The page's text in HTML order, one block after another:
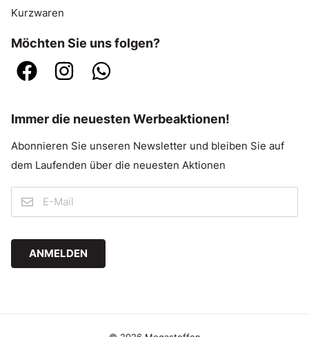
Kurzwaren
Möchten Sie uns folgen?
Immer die neuesten Werbeaktionen!
Abonnieren Sie unseren Newsletter und bleiben Sie auf
dem Laufenden über die neuesten Aktionen
ANMELDEN